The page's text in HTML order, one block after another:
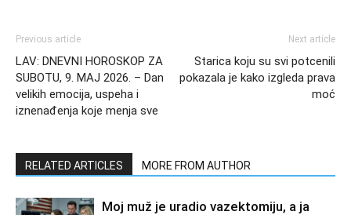
Previous article
LAV: DNEVNI HOROSKOP ZA
SUBOTU, 9. MAJ 2026. – Dan
velikih emocija, uspeha i
iznenađenja koje menja sve
Next article
Starica koju su svi potcenili
pokazala je kako izgleda prava
moć
RELATED ARTICLES MORE FROM AUTHOR
Moj muž je uradio vazektomiju, a ja